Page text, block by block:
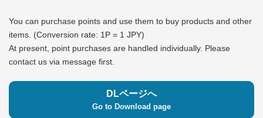
You can purchase points and use them to buy products and other
items. (Conversion rate: 1P = 1 JPY)
At present, point purchases are handled individually. Please
contact us via message first.
DLページへ
Go to Download page